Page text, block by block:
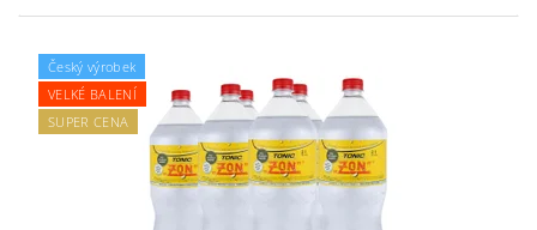
Český výrobek
VELKÉ BALENÍ
SUPER CENA